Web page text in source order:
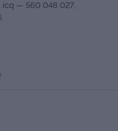
icq — 560 048 027,